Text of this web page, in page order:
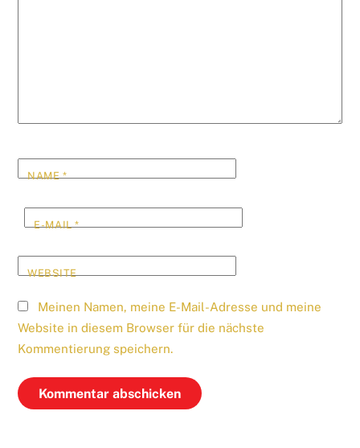
NAME*
E-MAIL*
WEBSITE
Meinen Namen, meine E-Mail-Adresse und meine
Website in diesem Browser für die nächste
Kommentierung speichern.